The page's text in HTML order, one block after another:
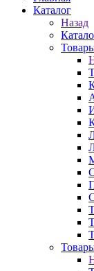
Каталог
Назад